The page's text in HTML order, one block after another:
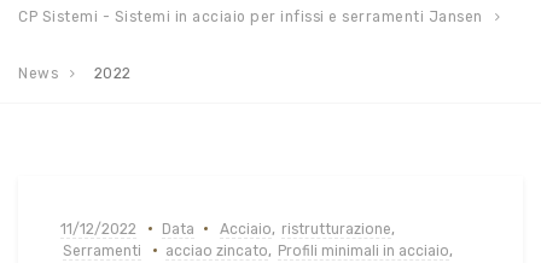
CP Sistemi - Sistemi in acciaio per infissi e serramenti Jansen
News 2022
11/12/2022 Data Acciaio, ristrutturazione,
Serramenti
acciao zincato, Profili minimali in acciaio,